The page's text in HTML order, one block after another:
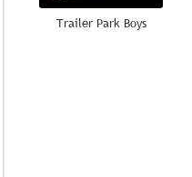
Trailer Park Boys